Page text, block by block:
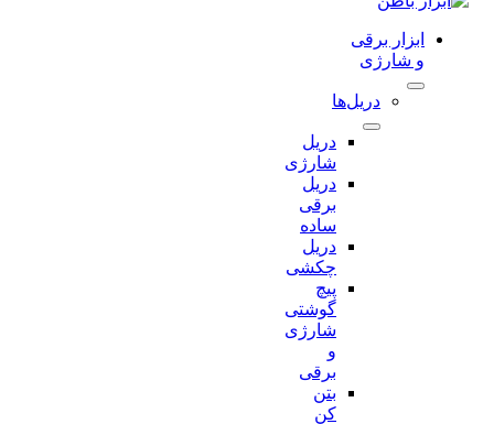
ابزار برقی
و شارژی
دریل‌ها
دریل
شارژی
دریل
دریل
چکشی
گوشتی
شارژی